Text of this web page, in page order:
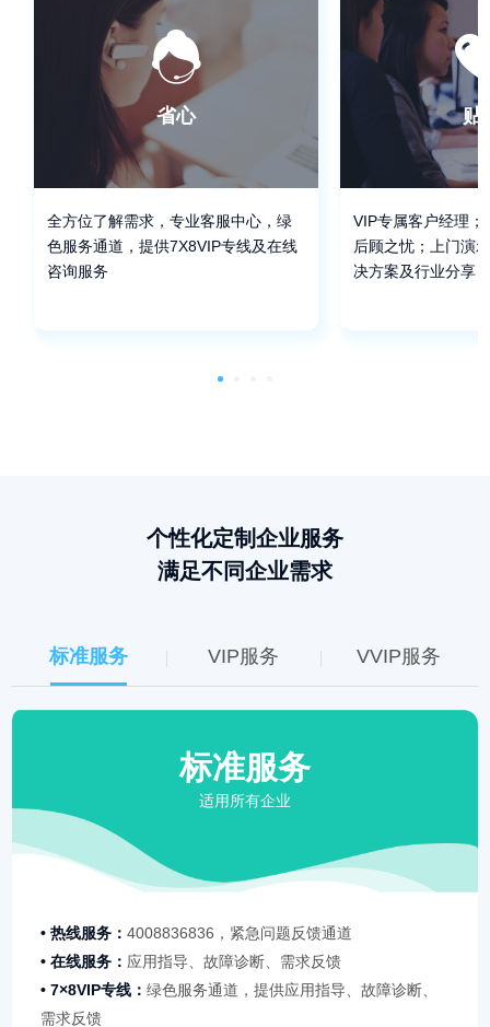
省心
全方位了解需求，专业客服中心，绿
色服务通道，提供7X8VIP专线及在线
咨询服务
贴
VIP专属客户经理
后顾之忧；上门演
决方案及行业分享
个性化定制企业服务
满足不同企业需求
标准服务 VIP服务 VVIP服务
标准服务
适用所有企业
• 热线服务：4008836836，紧急问题反馈通道
• 在线服务： 应用指导、故障诊断、需求反馈
• 7×8VIP专线：绿色服务通道，提供应用指导、故障诊断、
需求反馈